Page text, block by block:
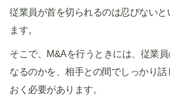
従業員が首を切られるのは忍びないと
ます。
そこで、M&Aを行うときには、従業
なるのかを、相手との間でしっかり
おく必要があります。